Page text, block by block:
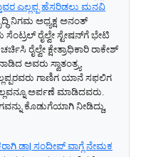
ಎಲ್ಲಪ್ಪ ಹೆಸರಿಡಲು ಮನವಿ
ನಿಗಮ ಅಧ್ಯಕ್ಷ‌ ಅನಂತ್‌
ರೈಲ್ವೇ ಸ್ಟೇಷನ್‌ಗೆ ಭೇಟಿ
ರೈಲ್ವೇ ಕ್ಷೇತ್ರಾಧಿಕಾರಿ ರಾಕೇಶ್‌
ಅವರು ಸ್ವಾತಂತ್ರ್ಯ
ಗಾಣಿಗ ಯಾನೆ ಸಫಲಿಗ
ಅರ್ಪಣೆ ಮಾಡಿದವರು.
ಕೊಡುಗೆಯಾಗಿ ನೀಡಿದ್ದು,
ಡಾ| ಸಂದೀಪ್ ವಾಗ್ಲೆ ನೇಮಕ